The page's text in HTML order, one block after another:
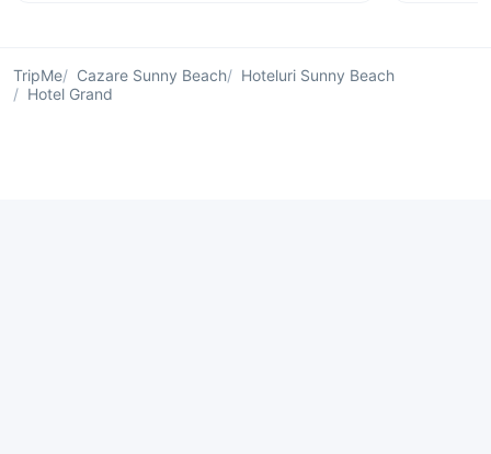
TripMe Cazare Sunny Beach
Hoteluri Sunny Beach
Hotel Grand